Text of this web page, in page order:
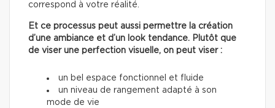
correspond à votre réalité.
Et ce processus peut aussi permettre la création
d’une ambiance et d’un look tendance. Plutôt que
de viser une perfection visuelle, on peut viser :
un bel espace fonctionnel et fluide
un niveau de rangement adapté à son
mode de vie